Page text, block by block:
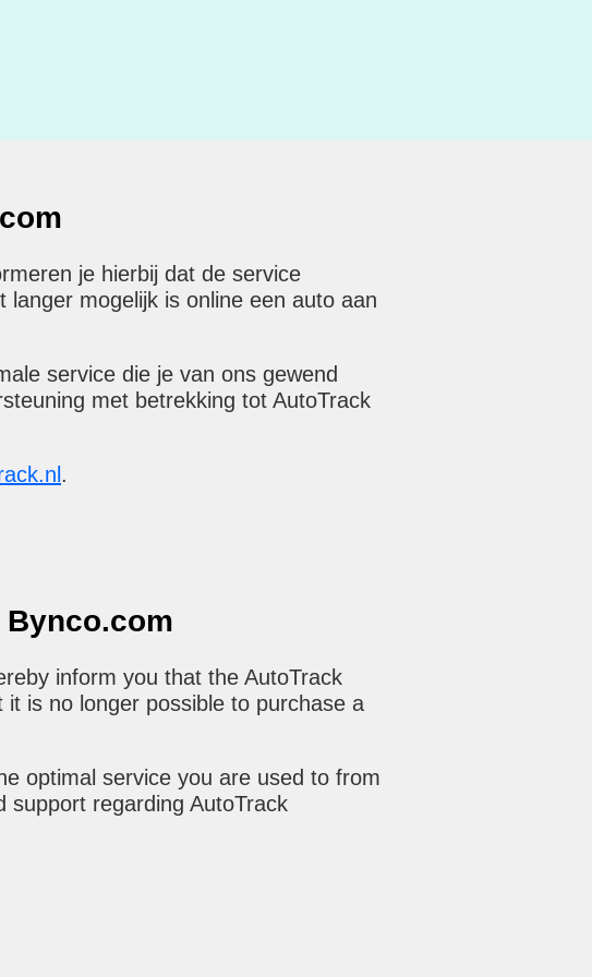
je hierbij dat de service
mogelijk is online een auto aan
service die je van ons gewend
met betrekking tot AutoTrack
.
inform you that the AutoTrack
is no longer possible to purchase a
optimal service you are used to from
support regarding AutoTrack